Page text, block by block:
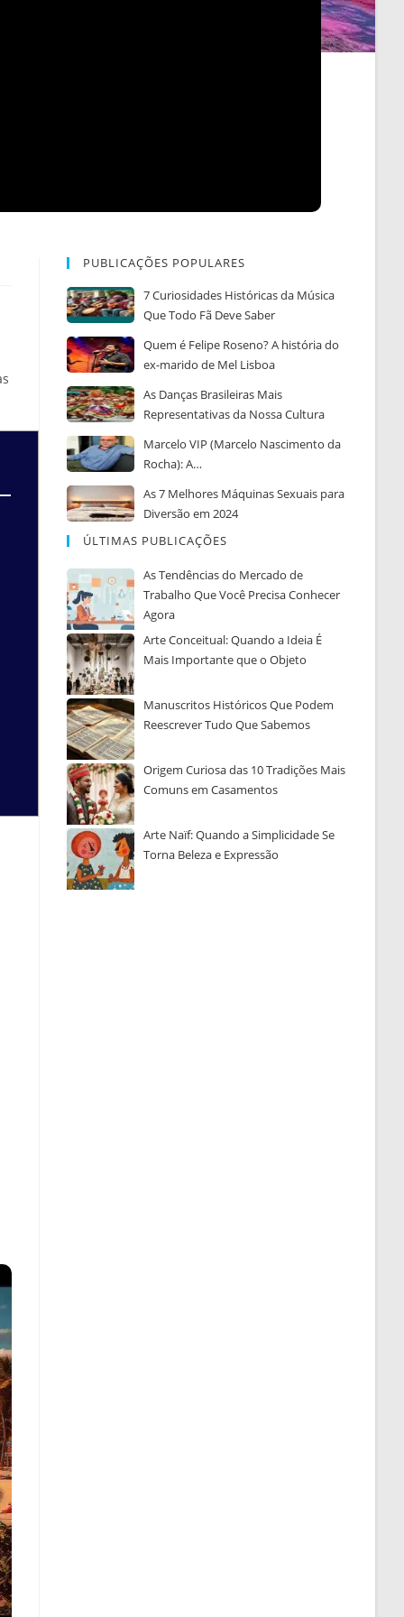
PUBLICAÇÕES POPULARES
7 Curiosidades Históricas da Música
Que Todo Fã Deve Saber
Quem é Felipe Roseno? A história do
ex-marido de Mel Lisboa
As Danças Brasileiras Mais
Representativas da Nossa Cultura
Marcelo VIP (Marcelo Nascimento da
Rocha): A…
As 7 Melhores Máquinas Sexuais para
Diversão em 2024
ÚLTIMAS PUBLICAÇÕES
As Tendências do Mercado de
Trabalho Que Você Precisa Conhecer
Agora
Arte Conceitual: Quando a Ideia É
Mais Importante que o Objeto
Manuscritos Históricos Que Podem
Reescrever Tudo Que Sabemos
Origem Curiosa das 10 Tradições Mais
Comuns em Casamentos
Arte Naïf: Quando a Simplicidade Se
Torna Beleza e Expressão